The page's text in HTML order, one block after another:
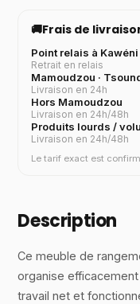
🚚Frais de
Point relais à Kawéni
Retrait en relais
Mamoudzou ·
Livraison en 24h
Hors Mamoudzou
Livraison en 24h/48h
Produits lourds /
Livraison en 24h/48h
Le tarif exact est
Description
Ce meuble de
organise
travail net et